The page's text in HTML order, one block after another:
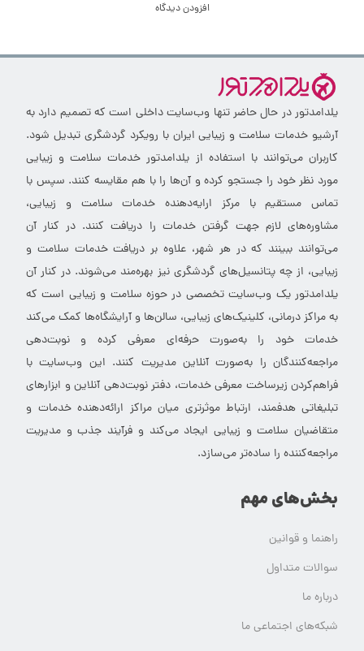
افزودن دیدگاه
یلدامدتور در حال حاضر تنها وب‌سایت داخلی است که تصمیم دارد به
آرشیو خدمات سلامت و زیبایی ایران با رویکرد گردشگری تبدیل شود.
کاربران می‌توانند با استفاده از یلدامدتور خدمات سلامت و زیبایی
مورد نظر خود را جستجو کرده و آن‌ها را با هم مقایسه کنند. سپس با
تماس مستقیم با مرکز ارایه‌دهنده خدمات سلامت و زیبایی،
مشاوره‌های لازم جهت گرفتن خدمات را دریافت کنند. در کنار آن
می‌توانند ببینند که در هر شهر، علاوه بر دریافت خدمات سلامت و
زیبایی، از چه پتانسیل‌های گردشگری نیز بهره‌مند می‌شوند. در کنار آن
یلدامدتور یک وب‌سایت تخصصی در حوزه سلامت و زیبایی است که
به مراکز درمانی، کلینیک‌های زیبایی، سالن‌ها و آرایشگاه‌ها کمک می‌کند
خدمات خود را به‌صورت حرفه‌ای معرفی کرده و نوبت‌دهی
مراجعه‌کنندگان را به‌صورت آنلاین مدیریت کنند. این وب‌سایت با
فراهم‌کردن زیرساخت معرفی خدمات، دفتر نوبت‌دهی آنلاین و ابزارهای
تبلیغاتی هدفمند، ارتباط موثرتری میان مراکز ارائه‌دهنده خدمات و
متقاضیان سلامت و زیبایی ایجاد می‌کند و فرآیند جذب و مدیریت
مراجعه‌کننده را ساده‌تر می‌سازد.
بخش‌های مهم
راهنما و قوانین
سوالات متداول
درباره ما
شبکه‌های اجتماعی ما